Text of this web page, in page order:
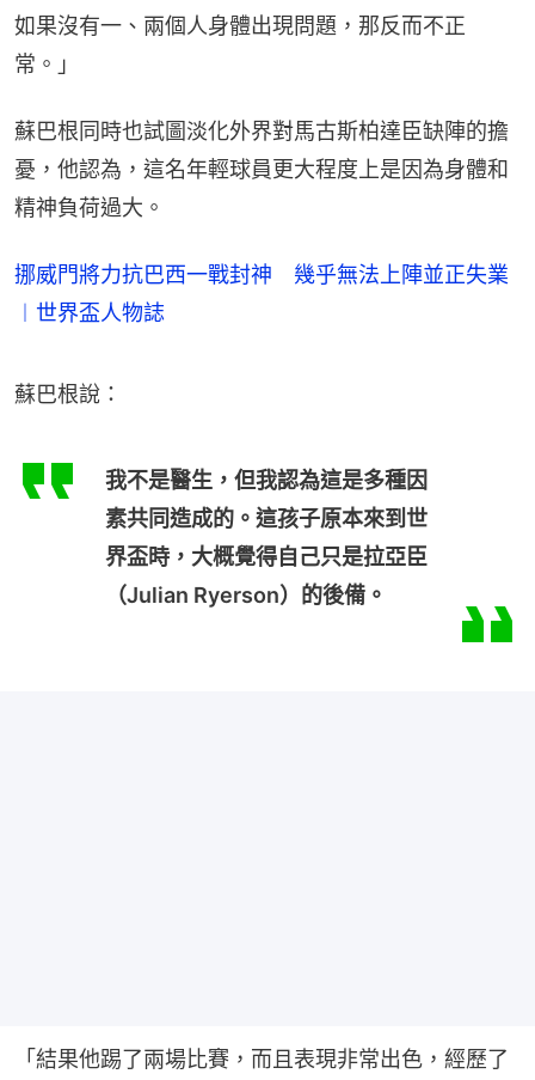
如果沒有一、兩個人身體出現問題，那反而不正
常。」
蘇巴根同時也試圖淡化外界對馬古斯柏達臣缺陣的擔
憂，他認為，這名年輕球員更大程度上是因為身體和
精神負荷過大。
挪威門將力抗巴西一戰封神 幾乎無法上陣並正失業
︱世界盃人物誌
蘇巴根說：
我不是醫生，但我認為這是多種因
素共同造成的。這孩子原本來到世
界盃時，大概覺得自己只是拉亞臣
（Julian Ryerson）的後備。
「結果他踢了兩場比賽，而且表現非常出色，經歷了